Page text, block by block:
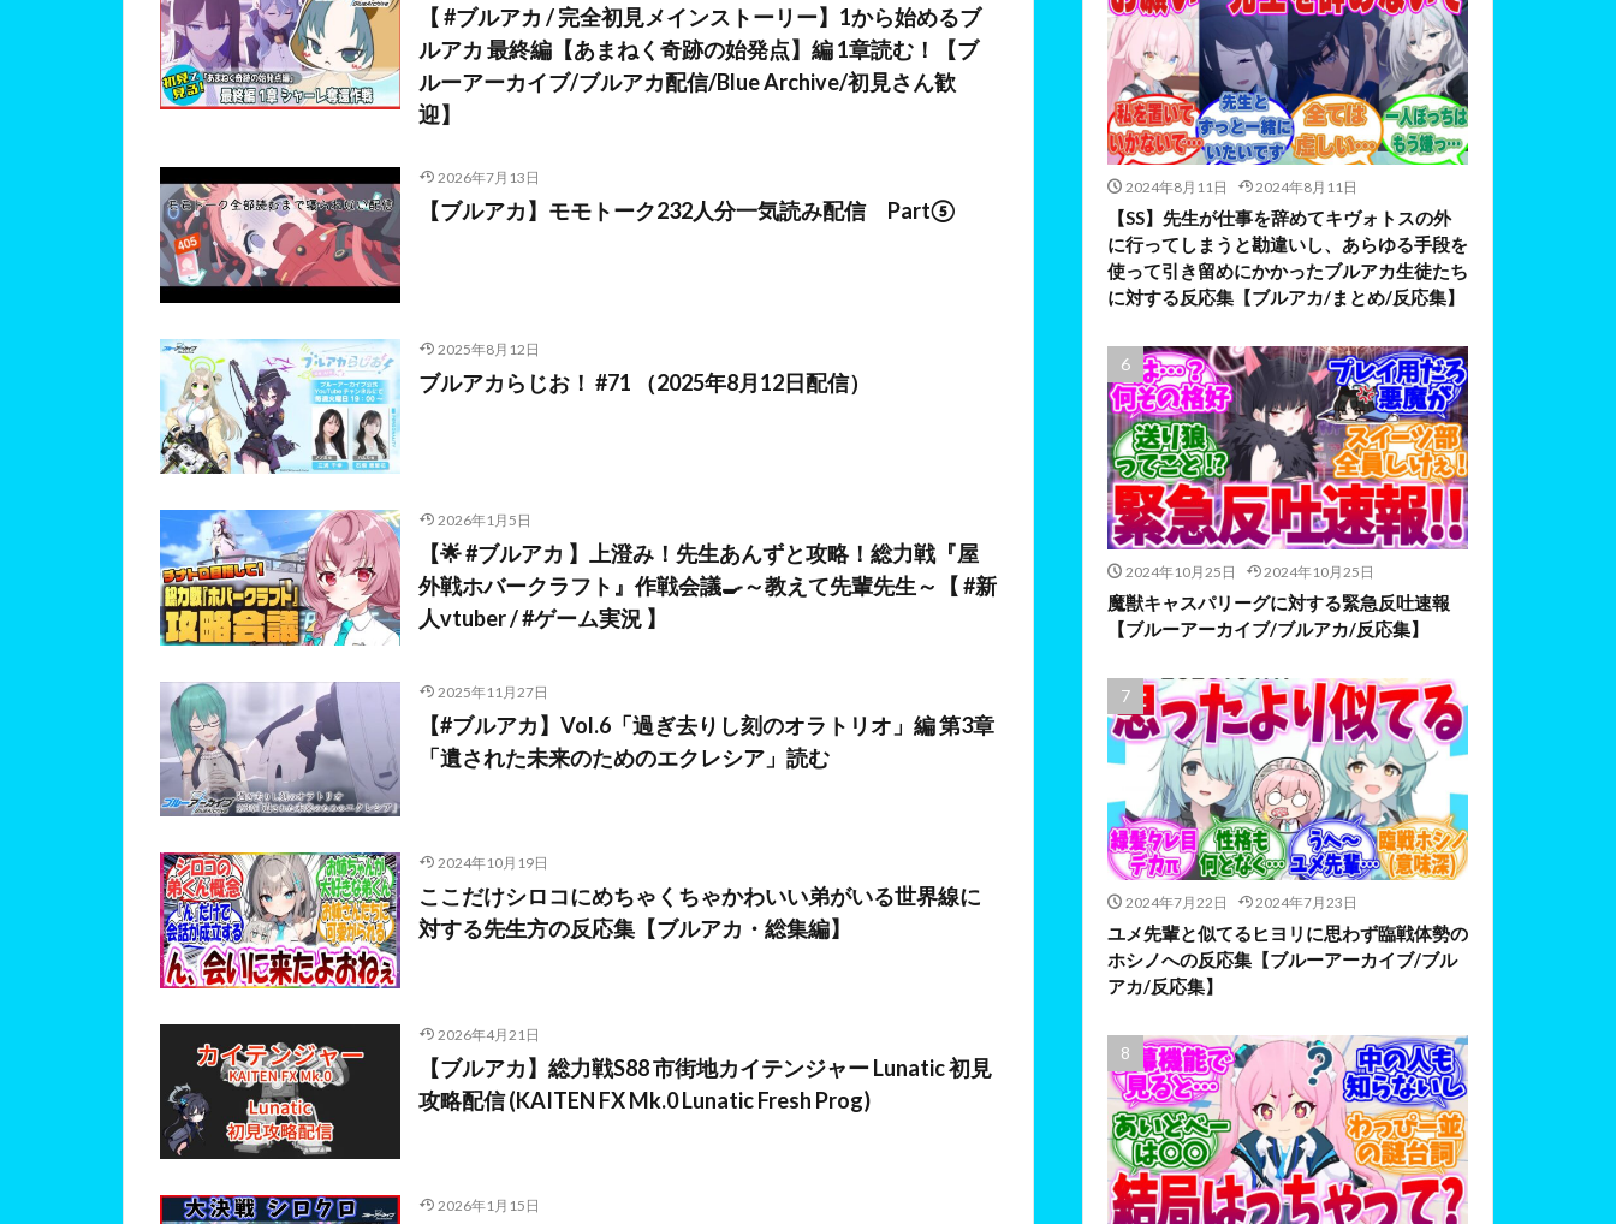
【 #ブルアカ / 完全初見メインストーリー】1から始めるブ
ルアカ 最終編【あまねく奇跡の始発点】編 1章読む！【ブ
ルーアーカイブ/ブルアカ配信/Blue Archive/初見さん歓
迎】
2026年7月13日
【ブルアカ】モモトーク232人分一気読み配信 Part⑤
2025年8月12日
ブルアカらじお！ #71 （2025年8月12日配信）
2026年1月5日
【🌟 #ブルアカ 】上澄み！先生あんずと攻略！総力戦『屋
外戦ホバークラフト』作戦会議🍳～教えて先輩先生～【 #新
人vtuber / #ゲーム実況 】
2025年11月27日
【#ブルアカ】Vol.6「過ぎ去りし刻のオラトリオ」編 第3章
「遺された未来のためのエクレシア」読む
2024年10月19日
ここだけシロコにめちゃくちゃかわいい弟がいる世界線に
対する先生方の反応集【ブルアカ・総集編】
2026年4月21日
【ブルアカ】総力戦S88 市街地カイテンジャー Lunatic 初見
攻略配信 (KAITEN FX Mk.0 Lunatic Fresh Prog)
2026年1月15日
2024年8月11日 2024年8月11日
【SS】先生が仕事を辞めてキヴォトスの外
に行ってしまうと勘違いし、あらゆる手段を
使って引き留めにかかったブルアカ生徒たち
に対する反応集【ブルアカ/まとめ/反応集】
2024年10月25日 2024年10月25日
魔獣キャスパリーグに対する緊急反吐速報
【ブルーアーカイブ/ブルアカ/反応集】
2024年7月22日 2024年7月23日
ユメ先輩と似てるヒヨリに思わず臨戦体勢の
ホシノへの反応集【ブルーアーカイブ/ブル
アカ/反応集】